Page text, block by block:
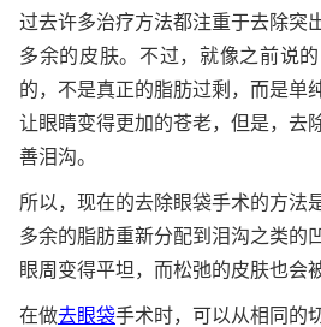
过去许多治疗方法都注重于去除突
多余的皮肤。不过，就像之前说
的，不是真正的脂肪过剩，而是单
让眼睛变得更加的苍老，但是，去
善泪沟。
所以，现在的去除眼袋手术的方法
多余的脂肪重新分配到泪沟之类的
眼周变得平坦，而松弛的皮肤也会
在做去眼袋手术时，可以从相同的